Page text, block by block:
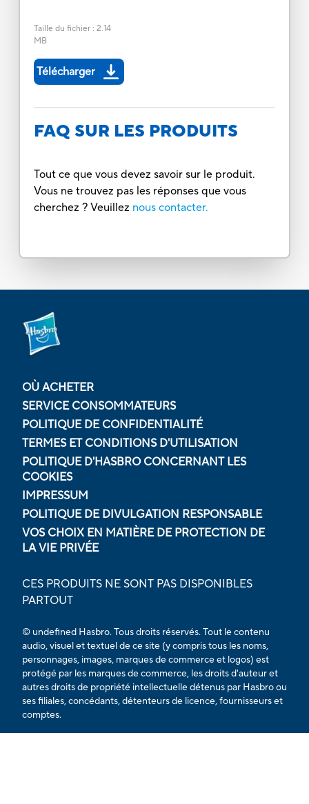
Taille du fichier: 2.14
MB
Télécharger
FAQ SUR LES PRODUITS
Tout ce que vous devez savoir sur le produit.
Vous ne trouvez pas les réponses que vous
cherchez ? Veuillez nous contacter.
OÙ ACHETER
SERVICE CONSOMMATEURS
POLITIQUE DE CONFIDENTIALITÉ
TERMES ET CONDITIONS D'UTILISATION
POLITIQUE D'HASBRO CONCERNANT LES
COOKIES
IMPRESSUM
POLITIQUE DE DIVULGATION RESPONSABLE
VOS CHOIX EN MATIÈRE DE PROTECTION DE
LA VIE PRIVÉE
CES PRODUITS NE SONT PAS DISPONIBLES
PARTOUT
© undefined Hasbro. Tous droits réservés. Tout le contenu
audio, visuel et textuel de ce site (y compris tous les noms,
personnages, images, marques de commerce et logos) est
protégé par les marques de commerce, les droits d'auteur et
autres droits de propriété intellectuelle détenus par Hasbro ou
ses filiales, concédants, détenteurs de licence, fournisseurs et
comptes.